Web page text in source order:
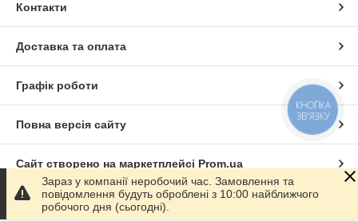
Контакти
Доставка та оплата
Графік роботи
Повна версія сайту
Сайт створено на маркетплейсі Prom.ua
Політика конфіденційності
Зараз у компанії неробочий час. Замовлення та
повідомлення будуть оброблені з 10:00 найближчого
робочого дня (сьогодні).
КНОПКА
ЗВ'ЯЗКУ